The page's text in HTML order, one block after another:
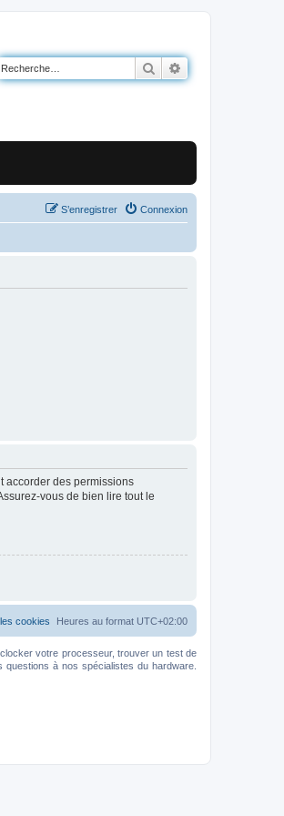
Rechercher
Connexion
S’enregistrer
accorder des permissions
vous de bien lire tout le
Heures au format UTC+02:00
cookies
votre processeur, trouver un test de
questions à nos spécialistes du hardware.